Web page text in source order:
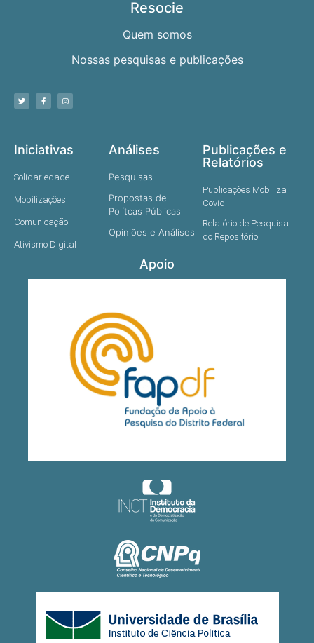
Resocie
Quem somos
Nossas pesquisas e publicações
Iniciativas
Solidariedade
Mobilizações
Comunicação
Ativismo Digital
Análises
Pesquisas
Propostas de
Polítcas Públicas
Opiniões e Análises
Publicações e
Relatórios
Publicações Mobiliza
Covid
Relatório de Pesquisa
do Repositório
Apoio